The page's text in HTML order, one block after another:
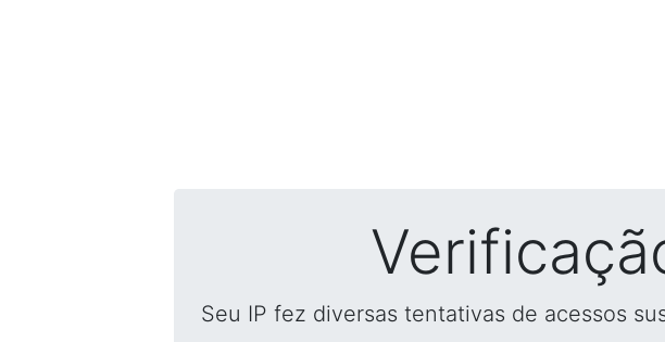
Seu IP fez diversas tentativas de acessos